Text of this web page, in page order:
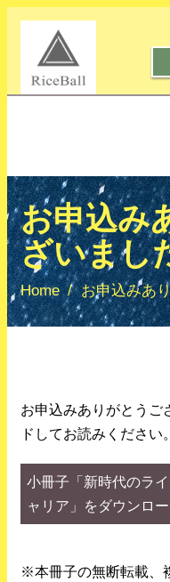
お申込み
ざいまし
Home お申込みあ
お申込みありがとうご
ドしてお読みください。
小冊子「新時代のラ
ャリア」をダウンロ
※本冊子の無断転載、